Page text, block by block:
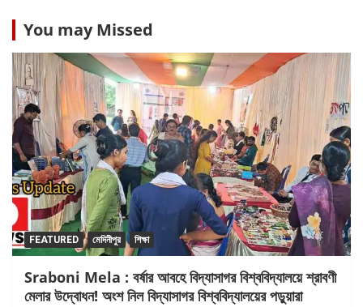
You may Missed
FEATURED মেদিনীপুর শিক্ষা
Sraboni Mela : বর্ষার আবহে বিদ্যাসাগর বিশ্ববিদ্যালয়ে শ্রাবণী
মেলার উদ্বোধন! অংশ নিল বিদ্যাসাগর বিশ্ববিদ্যালয়ের পড়ুয়ারা